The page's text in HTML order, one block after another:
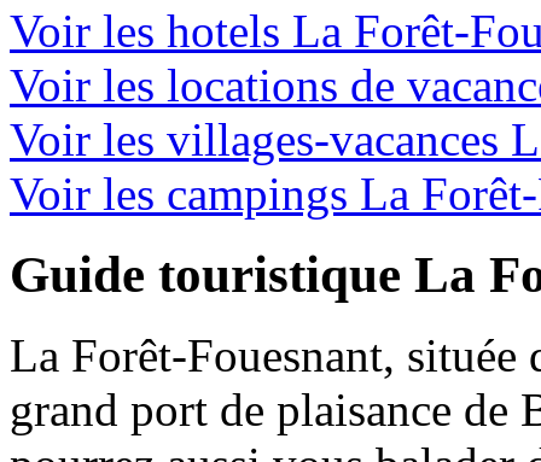
Voir les hotels La Forêt-
Voir les locations de
Voir les villages-vacances
Voir les campings La
Guide touristique La
La Forêt-Fouesnant, située
grand port de plaisance de